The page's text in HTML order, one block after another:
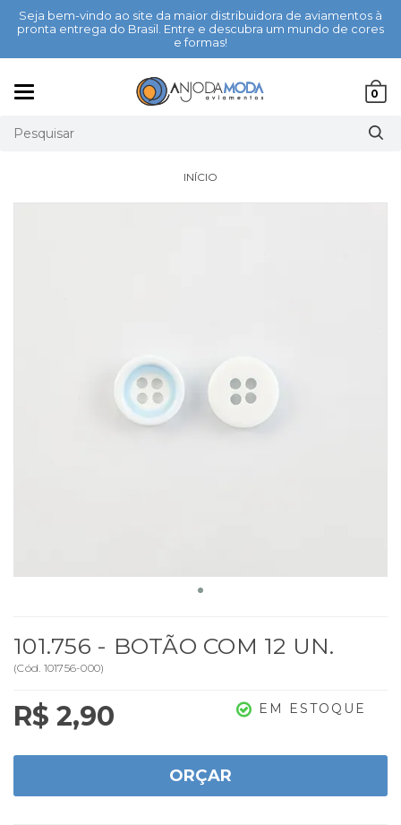
Seja bem-vindo ao site da maior distribuidora de aviamentos à
pronta entrega do Brasil. Entre e descubra um mundo de cores
e formas!
0
INÍCIO
101.756 - BOTÃO COM 12 UN.
(Cód. 101756-000)
R$ 2,90 EM ESTOQUE
ORÇAR